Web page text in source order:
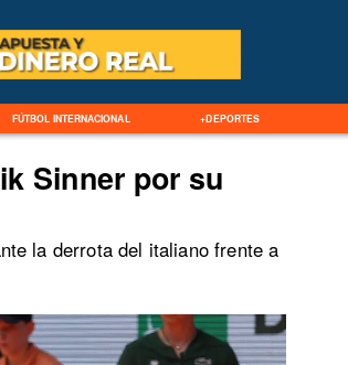
FÚTBOL INTERNACIONAL +DEPORTES
Sinner por su
la derrota del italiano frente a